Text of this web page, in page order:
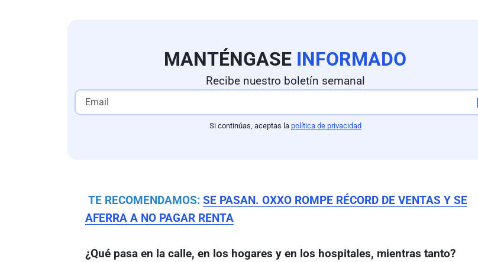
MANTÉNGASE INFORMADO
Recibe nuestro boletín semanal
Si continúas, aceptas la política de privacidad
TE RECOMENDAMOS: SE PASAN. OXXO ROMPE RÉCORD DE VENTAS Y SE
AFERRA A NO PAGAR RENTA
¿Qué pasa en la calle, en los hogares y en los hospitales, mientras tanto?